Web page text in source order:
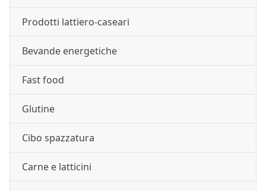
Prodotti lattiero-caseari
Bevande energetiche
Fast food
Glutine
Cibo spazzatura
Carne e latticini